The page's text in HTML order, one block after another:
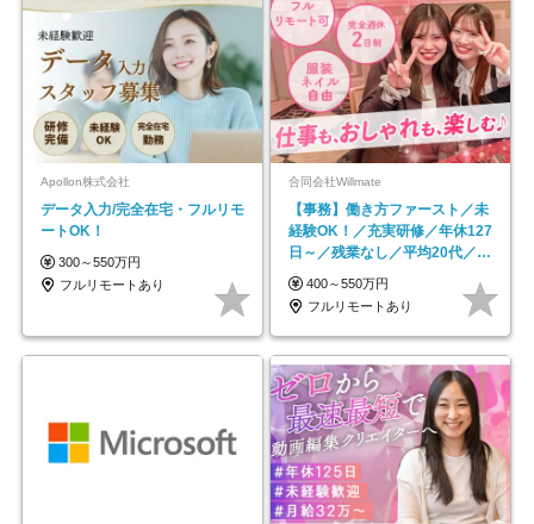
Apollon株式会社
データ入力/完全在宅・フルリモ
ートOK！
300～550万円
フルリモートあり
合同会社Willmate
【事務】働き方ファースト／未
経験OK！／充実研修／年休127
日～／残業なし／平均20代／リ
モートOK
400～550万円
フルリモートあり